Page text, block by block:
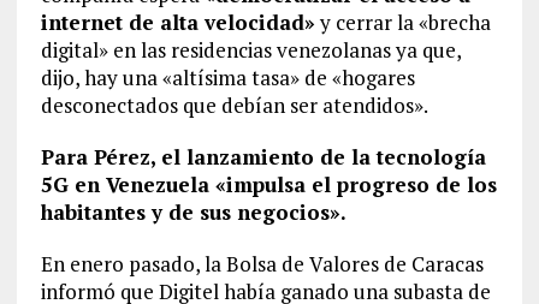
internet de alta velocidad»y cerrar la «brecha
digital» en las residencias venezolanas ya que,
dijo, hay una «altísima tasa» de «hogares
desconectados que debían ser atendidos».
Para Pérez, el lanzamiento de la tecnología
5G en Venezuela «impulsa el progreso de los
habitantes y de sus negocios».
En enero pasado, la Bolsa de Valores de Caracas
informó que Digitel había ganado una subasta de